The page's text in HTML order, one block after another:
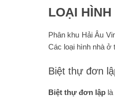
LOẠI
Phân khu Hải Âu
Các loại hình nhà ở
Biệt thự đơn
Biệt thự đơn lập